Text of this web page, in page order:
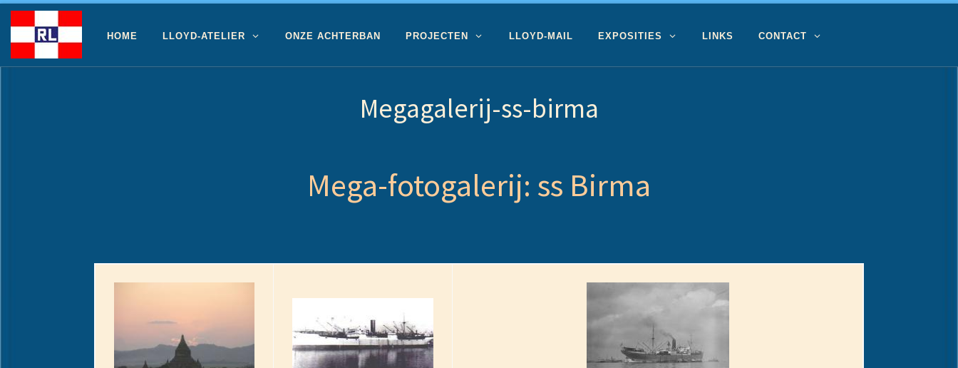
Ga naar inhoud
HOME LLOYD-ATELIER ONZE ACHTERBAN PROJECTEN LLOYD-MAIL EXPOSITIES LINKS CONTACT
Megagalerij-ss-birma
Mega-fotogalerij: ss Birma